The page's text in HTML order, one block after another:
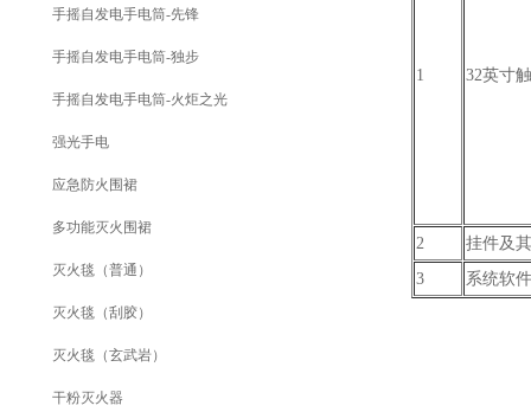
手摇自发电手电筒-先锋
手摇自发电手电筒-独步
手摇自发电手电筒-火炬之光
强光手电
应急防火围裙
多功能灭火围裙
灭火毯（普通）
灭火毯（刮胶）
灭火毯（玄武岩）
干粉灭火器
1 32英寸
2
挂件及
3
系统软